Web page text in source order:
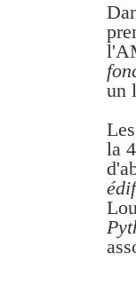
un
la